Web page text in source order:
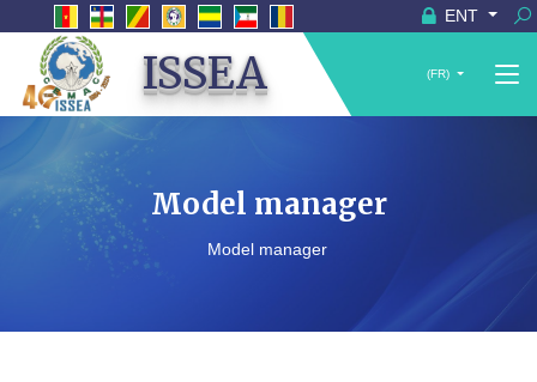
ENT
ISSEA (FR)
Model manager
Model manager